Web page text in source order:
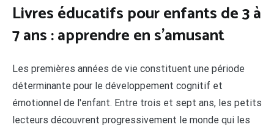
Livres éducatifs pour enfants de 3 à
7 ans : apprendre en s'amusant
Les premières années de vie constituent une période
déterminante pour le développement cognitif et
émotionnel de l'enfant. Entre trois et sept ans, les petits
lecteurs découvrent progressivement le monde qui les